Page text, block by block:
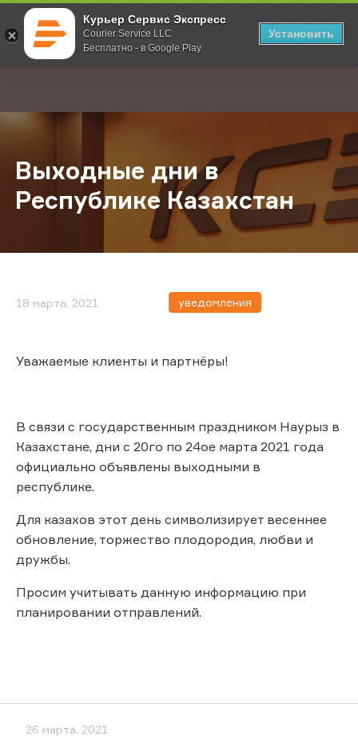
Курьер Сервис Экспресс
Courier Service LLC
Бесплатно - в Google Play
Установить
; Главная О компании Новости Выходные дни в Республике
Выходные дни в
Республике Казахстан
18 марта, 2021 уведомления
Уважаемые клиенты и партнёры!
В связи с государственным праздником Наурыз в
Казахстане, дни с 20го по 24ое марта 2021 года
официально объявлены выходными в
республике.
Для казахов этот день символизирует весеннее
обновление, торжество плодородия, любви и
дружбы.
Просим учитывать данную информацию при
планировании отправлений.
26 марта, 2021